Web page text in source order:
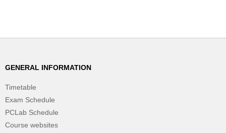
GENERAL INFORMATION
Timetable
Exam Schedule
PCLab Schedule
Course websites